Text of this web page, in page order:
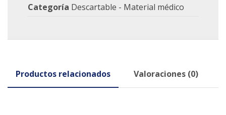
Categoría Descartable - Material médico
Productos relacionados Valoraciones (0)